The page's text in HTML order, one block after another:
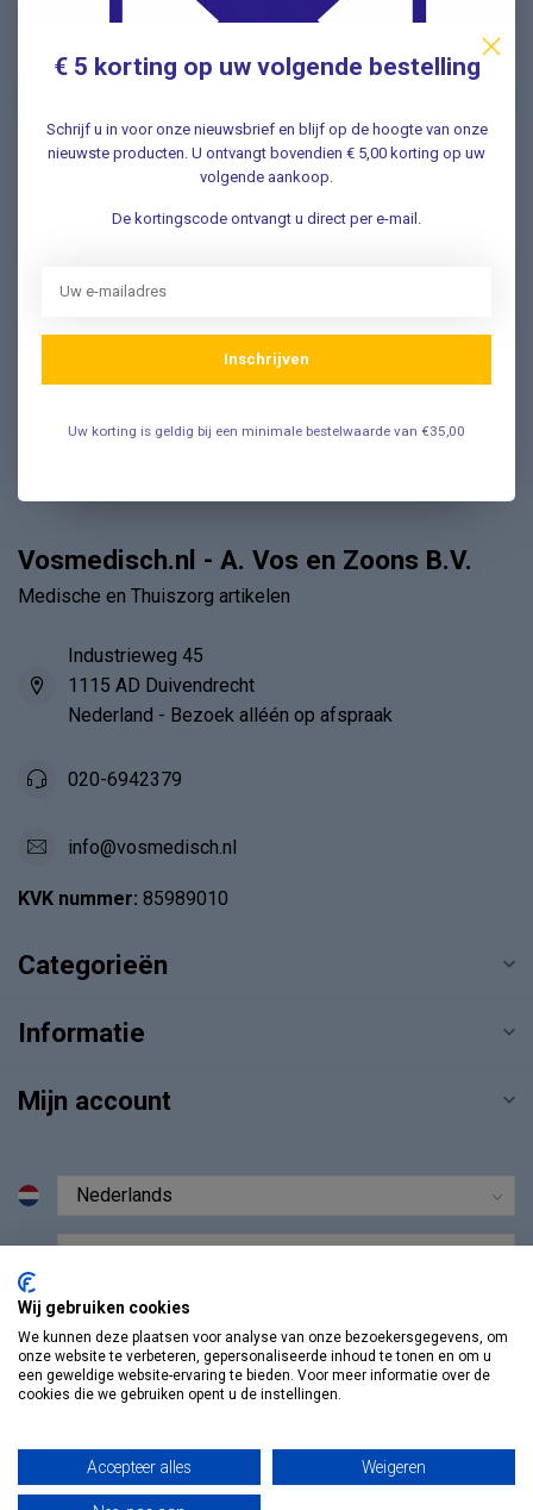
✔ Snelle antwoorden op veelgestelde vragen ✔ Direct
Klantenservice
Schrijf u in voor onze nieuwsbrief en ontvang als eerste
Vosmedisch.nl - A. Vos en Zoons B.V.
Medische en Thuiszorg artikelen
Industrieweg 45
1115 AD Duivendrecht
Nederland - Bezoek alléén op afspraak
020-6942379
info@vosmedisch.nl
KVK nummer: 85989010
Categorieën
Informatie
Mijn account
Wij gebruiken cookies
We kunnen deze plaatsen voor analyse van onze bezoekersgegevens, om
onze website te verbeteren, gepersonaliseerde inhoud te tonen en om u
een geweldige website-ervaring te bieden. Voor meer informatie over de
cookies die we gebruiken opent u de instellingen.
Accepteer alles Weigeren
€ 5 korting op uw volgende bestelling
Schrijf u in voor onze nieuwsbrief en blijf op de hoogte van onze
nieuwste producten. U ontvangt bovendien € 5,00 korting op uw
volgende aankoop.
De kortingscode ontvangt u direct per e-mail.
Inschrijven
Uw korting is geldig bij een minimale bestelwaarde van €35,00